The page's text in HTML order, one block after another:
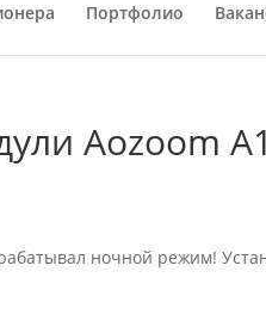
Портфолио
Aozoom
ночной режим!